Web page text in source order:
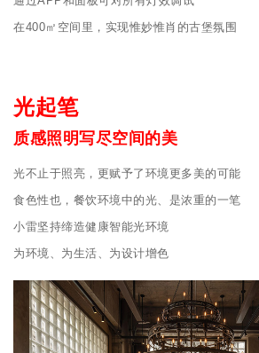
在400㎡空间里，实现惟妙惟肖的古堡氛围
光起笔
质感照明写尽空间的美
光不止于照亮，更赋予了环境更多美的可能
食色性也，餐饮环境中的光、是浓重的一笔
小雷坚持缔造健康智能光环境
为环境、为生活、为设计增色